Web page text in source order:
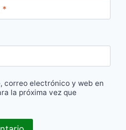
*
correo electrónico y web en
la próxima vez que